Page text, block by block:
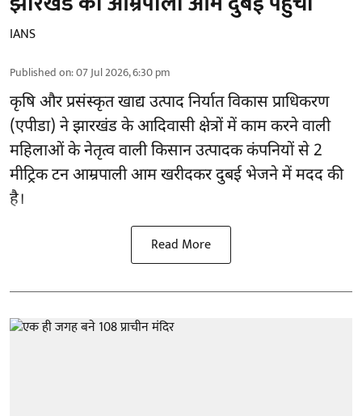
IANS
Published on:07 Jul 2026, 6:30 pm
कृषि और प्रसंस्कृत खाद्य उत्पाद निर्यात विकास प्राधिकरण
(एपीडा) ने झारखंड के आदिवासी क्षेत्रों में काम करने वाली
महिलाओं के नेतृत्व वाली किसान उत्पादक कंपनियों से 2
मीट्रिक टन आम्रपाली आम खरीदकर दुबई भेजने में मदद की
है।
Read More